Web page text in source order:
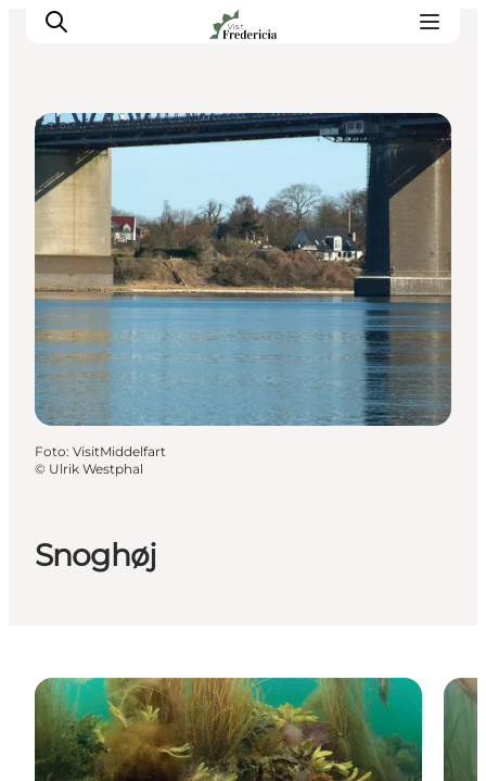
Veranstaltungen
Erlebnisse und Kultur
Restaurants
Unterkünfte
Reise planen
Book Führung
Snoghøj
Sonstige Aktivitäten
Foto: VisitMiddelfart
© Ulrik Westphal